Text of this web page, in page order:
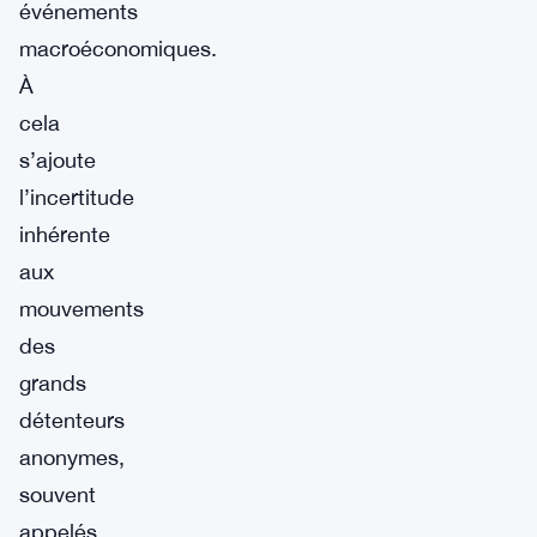
événements
macroéconomiques.
À
cela
s’ajoute
l’incertitude
inhérente
aux
mouvements
des
grands
détenteurs
anonymes,
souvent
appelés